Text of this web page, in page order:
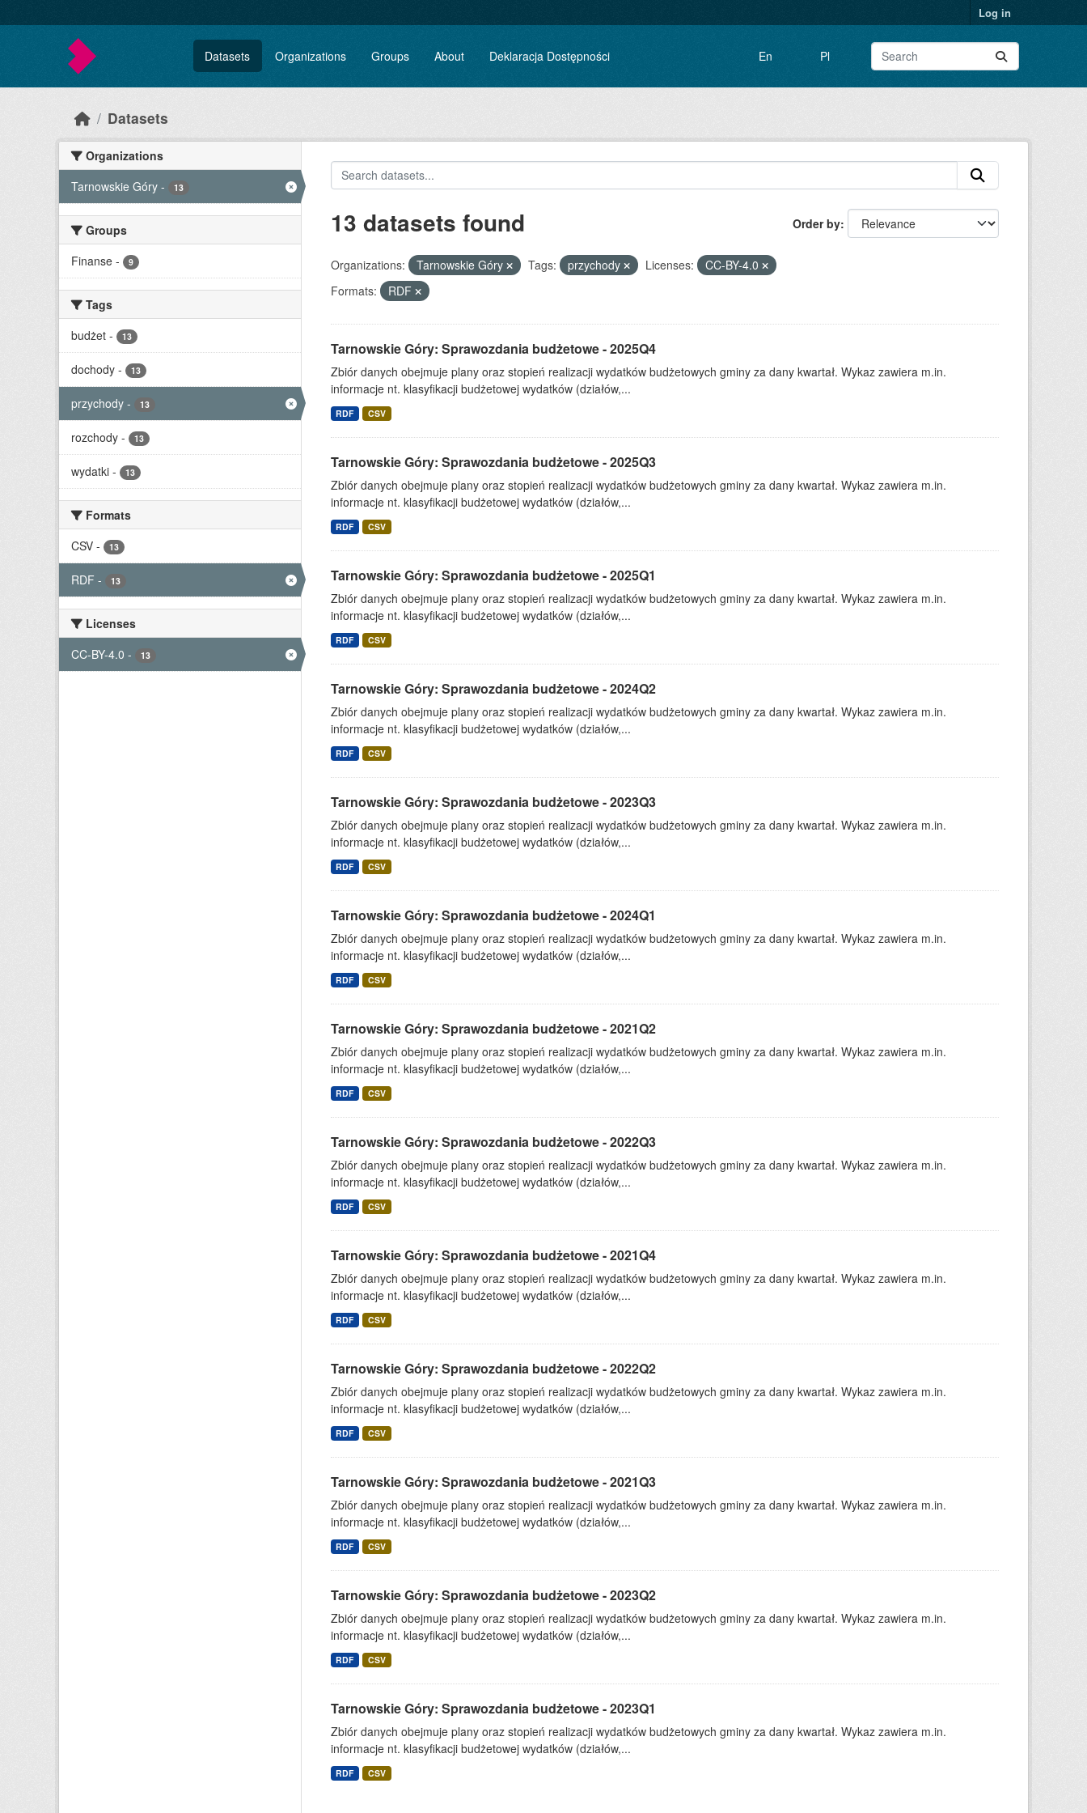
Log in
Datasets Organizations Groups About Deklaracja Dostępności En Pl
Datasets
Organizations
Tarnowskie Góry - 13
Groups
Finanse - 9
Tags
budżet - 13
dochody - 13
przychody - 13
rozchody - 13
wydatki - 13
Formats
CSV - 13
RDF - 13
Licenses
CC-BY-4.0 - 13
Order by
13 datasets found
Organizations: Tarnowskie Góry Tags: przychody Licenses:
CC-BY-4.0
Formats:
RDF
Tarnowskie Góry: Sprawozdania budżetowe - 2025Q4
Zbiór danych obejmuje plany oraz stopień realizacji wydatków budżetowych gminy za dany kwartał. Wykaz zawiera m.in.
informacje nt. klasyfikacji budżetowej wydatków (działów,...
RDF CSV
Tarnowskie Góry: Sprawozdania budżetowe - 2025Q3
Zbiór danych obejmuje plany oraz stopień realizacji wydatków budżetowych gminy za dany kwartał. Wykaz zawiera m.in.
informacje nt. klasyfikacji budżetowej wydatków (działów,...
RDF CSV
Tarnowskie Góry: Sprawozdania budżetowe - 2025Q1
Zbiór danych obejmuje plany oraz stopień realizacji wydatków budżetowych gminy za dany kwartał. Wykaz zawiera m.in.
informacje nt. klasyfikacji budżetowej wydatków (działów,...
RDF CSV
Tarnowskie Góry: Sprawozdania budżetowe - 2024Q2
Zbiór danych obejmuje plany oraz stopień realizacji wydatków budżetowych gminy za dany kwartał. Wykaz zawiera m.in.
informacje nt. klasyfikacji budżetowej wydatków (działów,...
RDF CSV
Tarnowskie Góry: Sprawozdania budżetowe - 2023Q3
Zbiór danych obejmuje plany oraz stopień realizacji wydatków budżetowych gminy za dany kwartał. Wykaz zawiera m.in.
informacje nt. klasyfikacji budżetowej wydatków (działów,...
RDF CSV
Tarnowskie Góry: Sprawozdania budżetowe - 2024Q1
Zbiór danych obejmuje plany oraz stopień realizacji wydatków budżetowych gminy za dany kwartał. Wykaz zawiera m.in.
informacje nt. klasyfikacji budżetowej wydatków (działów,...
RDF CSV
Tarnowskie Góry: Sprawozdania budżetowe - 2021Q2
Zbiór danych obejmuje plany oraz stopień realizacji wydatków budżetowych gminy za dany kwartał. Wykaz zawiera m.in.
informacje nt. klasyfikacji budżetowej wydatków (działów,...
RDF CSV
Tarnowskie Góry: Sprawozdania budżetowe - 2022Q3
Zbiór danych obejmuje plany oraz stopień realizacji wydatków budżetowych gminy za dany kwartał. Wykaz zawiera m.in.
informacje nt. klasyfikacji budżetowej wydatków (działów,...
RDF CSV
Tarnowskie Góry: Sprawozdania budżetowe - 2021Q4
Zbiór danych obejmuje plany oraz stopień realizacji wydatków budżetowych gminy za dany kwartał. Wykaz zawiera m.in.
informacje nt. klasyfikacji budżetowej wydatków (działów,...
RDF CSV
Tarnowskie Góry: Sprawozdania budżetowe - 2022Q2
Zbiór danych obejmuje plany oraz stopień realizacji wydatków budżetowych gminy za dany kwartał. Wykaz zawiera m.in.
informacje nt. klasyfikacji budżetowej wydatków (działów,...
RDF CSV
Tarnowskie Góry: Sprawozdania budżetowe - 2021Q3
Zbiór danych obejmuje plany oraz stopień realizacji wydatków budżetowych gminy za dany kwartał. Wykaz zawiera m.in.
informacje nt. klasyfikacji budżetowej wydatków (działów,...
RDF CSV
Tarnowskie Góry: Sprawozdania budżetowe - 2023Q2
Zbiór danych obejmuje plany oraz stopień realizacji wydatków budżetowych gminy za dany kwartał. Wykaz zawiera m.in.
informacje nt. klasyfikacji budżetowej wydatków (działów,...
RDF CSV
Tarnowskie Góry: Sprawozdania budżetowe - 2023Q1
Zbiór danych obejmuje plany oraz stopień realizacji wydatków budżetowych gminy za dany kwartał. Wykaz zawiera m.in.
informacje nt. klasyfikacji budżetowej wydatków (działów,...
RDF CSV